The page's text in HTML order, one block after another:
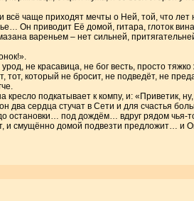
чаще приходят мечты о Ней, той, что
Он приводит Её домой, гитара, глоток
вареньем – нет сильней,
не красавица, не бог весть, просто
тот, который не бросит, не подведёт, не
подкатывает к компу, и: «Приветик,
сердца стучат в Сети и для счастья
под дождём… вдруг рядом чья-
и смущённо домой подвезти предложит… и